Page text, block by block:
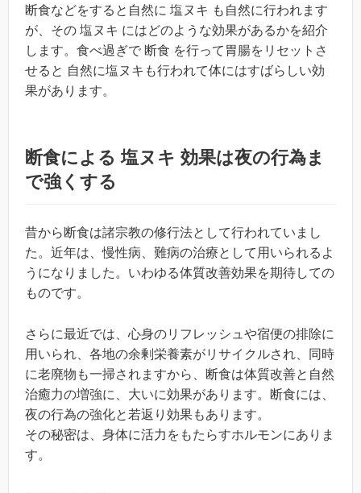
断食などをすると自然に 塩ヌキ も自然に行われます
が、その 塩ヌキ にはどのような効果があるかを紹介
します。食べ過ぎで 断食 を行って胃腸をリセットさ
せると 自然に塩ヌキも行われて体にはすばらしい効
果があります。
断食による 塩ヌキ 効果は夜の行為ま
で強くする
昔から断食は諸宗教の修行法として行われていまし
た。近年は、慢性病、難病の治療として用いられるよ
うになりました。いわゆる体質改善効果を期待しての
ものです。
さらに最近では、心身のリフレッシュや宿便の排除に
用いられ、各地の余剰栄養素がリサイクルされ、同時
に老廃物も一掃されますから、断食は体質改善と自然
治癒力の増強に、大いに効果があります。断食には、
夜の行為の強化と若返り効果もあります。
その秘密は、身体に活力をもたらすホルモンにありま
す。